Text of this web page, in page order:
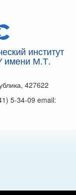
институт
М.Т.
427622
5-34-09 email: